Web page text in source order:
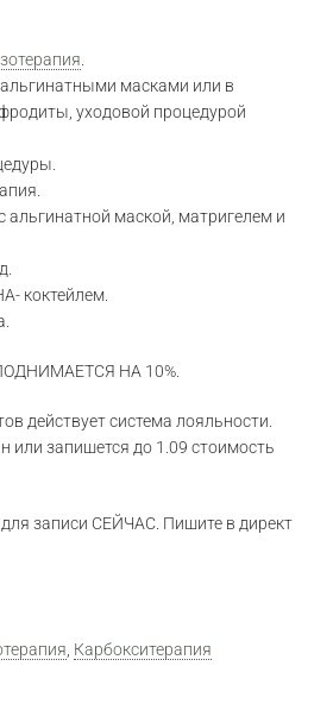
масками или в
уходовой процедурой
маской, матригелем и
коктейлем.
НА 10%.
действует система лояльности.
или запишется до 1.09 стоимость
записи СЕЙЧАС. Пишите в директ
Карбокситерапия